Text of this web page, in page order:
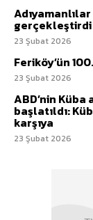
gerçekleştirdi
23 Şubat 2026
Feriköy’ün
23 Şubat 2026
ABD’nin Küba
başlatıldı:
karşıya
23 Şubat 2026